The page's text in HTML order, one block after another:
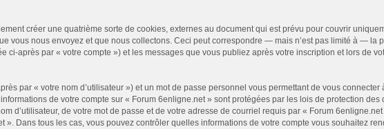
créer une quatrième sorte de cookies, externes au document qui est prévu pour couvrir
vous nous envoyez et que nous collectons. Ceci peut correspondre — mais n’est pas limité à — la
ci-après par « votre compte ») et les messages que vous publiez après votre inscription et lors de
par « votre nom d’utilisateur ») et un mot de passe personnel vous permettant de vous
de votre compte sur « Forum 6enligne.net » sont protégées par les lois de protection
d’utilisateur, de votre mot de passe et de votre adresse de courriel requis par « Forum
Dans tous les cas, vous pouvez contrôler quelles informations de votre compte vous souhaitez